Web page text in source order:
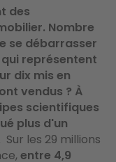
des
Nombre
se débarrasser
représentent
dix mis en
vendus ? À
scientifiques
plus d'un
Sur les 29 millions
entre 4,9